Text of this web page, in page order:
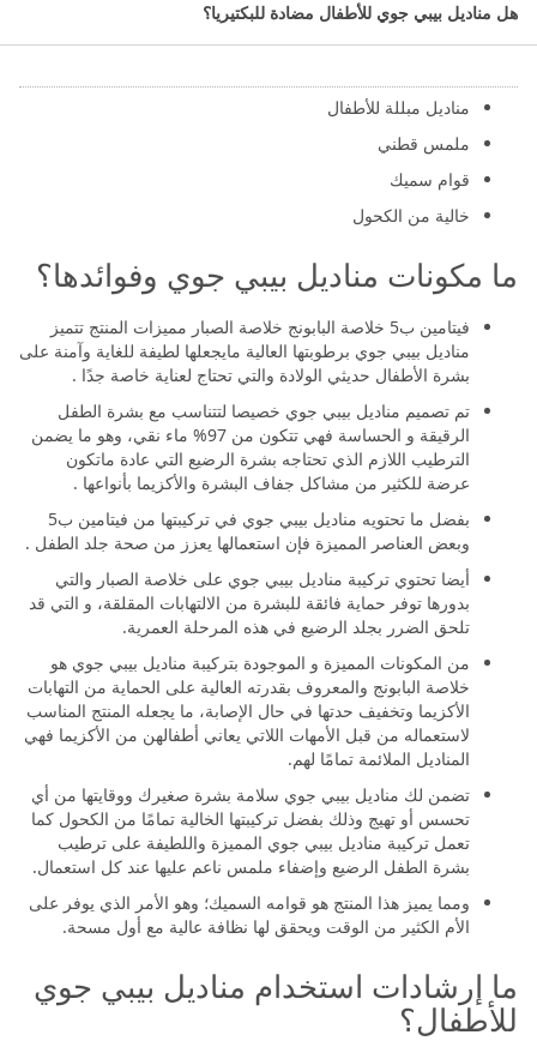
ما مميزات مناديل بيبي جوي للأطفال؟
مناديل مبللة للأطفال
ملمس قطني
قوام سميك
خالية من الكحول
ما مكونات مناديل بيبي جوي وفوائدها؟
فيتامين ب5 خلاصة البابونج خلاصة الصبار مميزات المنتج تتميز
مناديل بيبي جوي برطوبتها العالية مايجعلها لطيفة للغاية وآمنة على
بشرة الأطفال حديثي الولادة والتي تحتاج لعناية خاصة جدًا .
تم تصميم مناديل بيبي جوي خصيصا لتتناسب مع بشرة الطفل
الرقيقة و الحساسة فهي تتكون من 97% ماء نقي، وهو ما يضمن
الترطيب اللازم الذي تحتاجه بشرة الرضيع التي عادة ماتكون
عرضة للكثير من مشاكل جفاف البشرة والأكزيما بأنواعها .
بفضل ما تحتويه مناديل بيبي جوي في تركيبتها من فيتامين ب5
وبعض العناصر المميزة فإن استعمالها يعزز من صحة جلد الطفل .
أيضا تحتوي تركيبة مناديل بيبي جوي على خلاصة الصبار والتي
بدورها توفر حماية فائقة للبشرة من الالتهابات المقلقة، و التي قد
تلحق الضرر بجلد الرضيع في هذه المرحلة العمرية.
من المكونات المميزة و الموجودة بتركيبة مناديل بيبي جوي هو
خلاصة البابونج والمعروف بقدرته العالية على الحماية من التهابات
الأكزيما وتخفيف حدتها في حال الإصابة، ما يجعله المنتج المناسب
لاستعماله من قبل الأمهات اللاتي يعاني أطفالهن من الأكزيما فهي
المناديل الملائمة تمامًا لهم.
تضمن لك مناديل بيبي جوي سلامة بشرة صغيرك ووقايتها من أي
تحسس أو تهيج وذلك بفضل تركيبتها الخالية تمامًا من الكحول كما
تعمل تركيبة مناديل بيبي جوي المميزة واللطيفة على ترطيب
بشرة الطفل الرضيع وإضفاء ملمس ناعم عليها عند كل استعمال.
ومما يميز هذا المنتج هو قوامه السميك؛ وهو الأمر الذي يوفر على
الأم الكثير من الوقت ويحقق لها نظافة عالية مع أول مسحة.
ما إرشادات استخدام مناديل بيبي جوي
للأطفال؟
هل مناديل بيبي جوي للأطفال مضادة للبكتيريا؟